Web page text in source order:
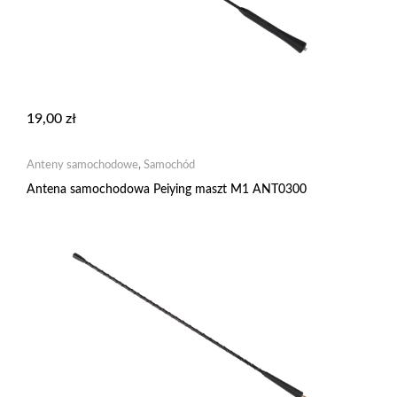
19,00 zł
Anteny samochodowe, Samochód
Antena samochodowa Peiying maszt M1 ANT0300